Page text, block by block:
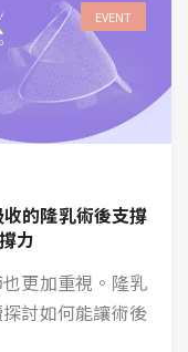
EVENT
的隆乳術後支撐
力
更加重視。隆乳
討如何能讓術後